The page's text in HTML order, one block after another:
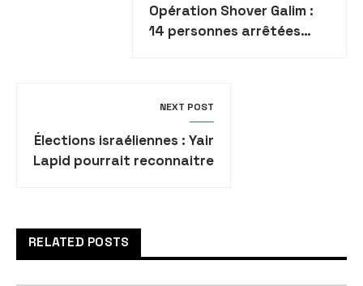
Opération Shover Galim :
14 personnes arrêtées
NEXT POST
Élections israéliennes : Yair
Lapid pourrait reconnaitre
RELATED POSTS